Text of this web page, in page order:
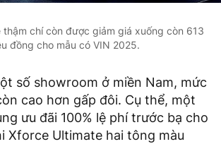
thậm chí còn được giảm giá xuống còn 613
đồng cho mẫu có VIN 2025.
số showroom ở miền Nam, mức
cao hơn gấp đôi. Cụ thể, một
ưu đãi 100% lệ phí trước bạ cho
Xforce Ultimate hai tông màu